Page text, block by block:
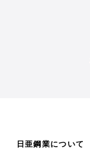
日亜鋼業について